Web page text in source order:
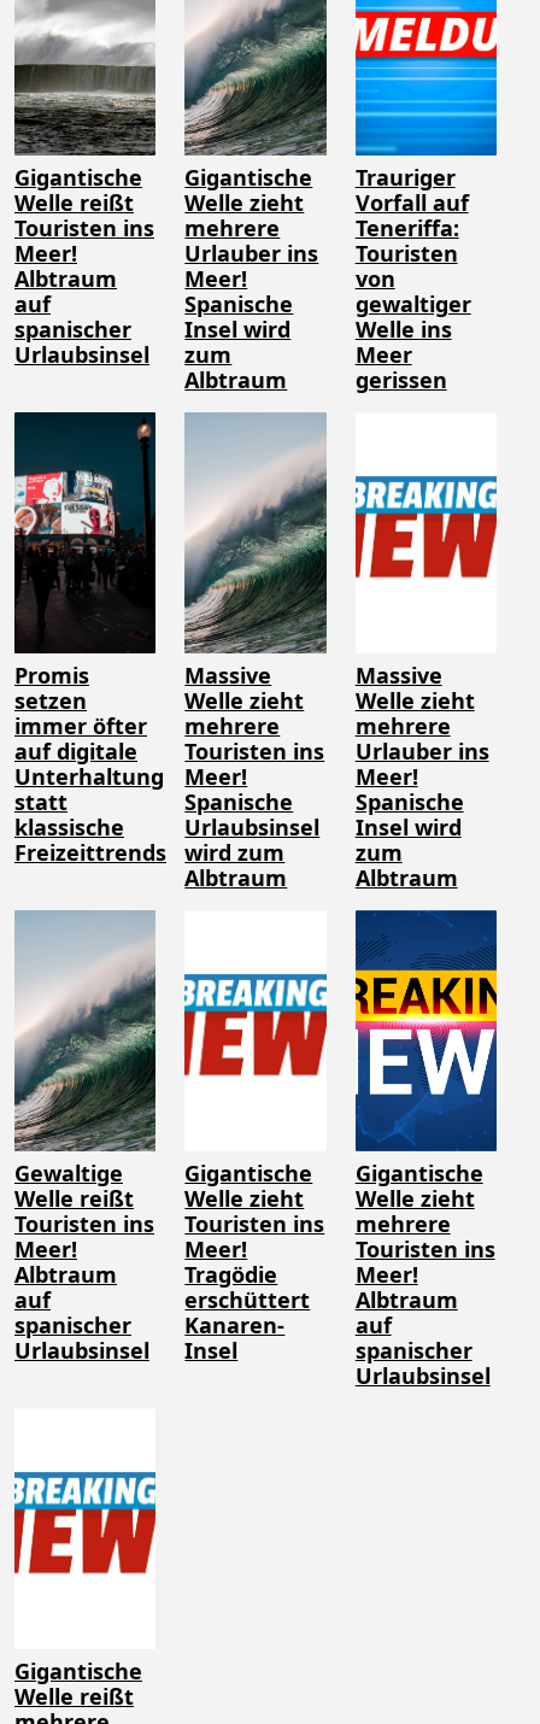
Gigantische
Welle reißt
Touristen ins
Meer!
Albtraum
auf
spanischer
Urlaubsinsel
Gigantische
Welle zieht
mehrere
Urlauber ins
Meer!
Spanische
Insel wird
zum
Albtraum
Trauriger
Vorfall auf
Teneriffa:
Touristen
von
gewaltiger
Welle ins
Meer
gerissen
Promis
setzen
immer öfter
auf digitale
Unterhaltung
statt
klassische
Freizeittrends
Massive
Welle zieht
mehrere
Touristen ins
Meer!
Spanische
Urlaubsinsel
wird zum
Albtraum
Massive
Welle zieht
mehrere
Urlauber ins
Meer!
Spanische
Insel wird
zum
Albtraum
Gewaltige
Welle reißt
Touristen ins
Meer!
Albtraum
auf
spanischer
Urlaubsinsel
Gigantische
Welle zieht
Touristen ins
Meer!
Tragödie
erschüttert
Kanaren-
Insel
Gigantische
Welle zieht
mehrere
Touristen ins
Meer!
Albtraum
auf
spanischer
Urlaubsinsel
Gigantische
Welle reißt